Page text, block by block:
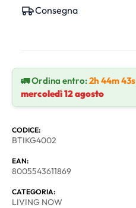
Consegna
🚛 Ordina entro:2h 44m 43s
mercoledì 12 agosto
CODICE:
BTIKG4002
EAN:
8005543611869
CATEGORIA:
LIVING NOW